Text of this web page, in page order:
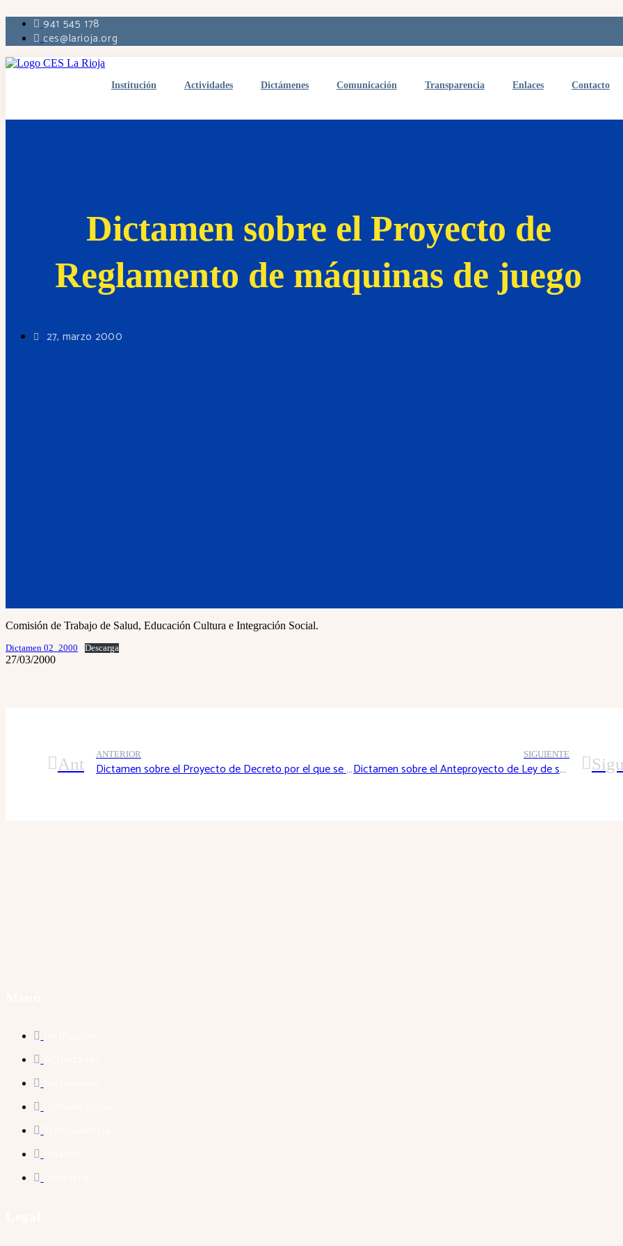
941 545 178
ces@larioja.org
Institución Actividades Dictámenes Comunicación Transparencia Enlaces Contacto
Dictamen sobre el Proyecto de
Reglamento de máquinas de juego
27, marzo 2000
Comisión de Trabajo de Salud, Educación Cultura e Integración Social.
Dictamen 02_2000 Descarga
27/03/2000
Ant ANTERIOR
Dictamen sobre el Proyecto de Decreto por el que se crea el Observatorio del euro de La Rioja
SIGUIENTE
Dictamen sobre el Anteproyecto de Ley de saneamiento y depuración de aguas residuales de La Rioja
Institución
Actividades
Dictámenes
Comunicación
Transparencia
Enlaces
Contacto